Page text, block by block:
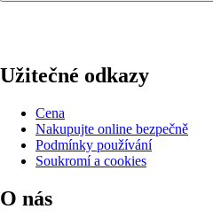
Užitečné odkazy
Cena
Nakupujte online bezpečně
Podmínky používání
Soukromí a cookies
O nás